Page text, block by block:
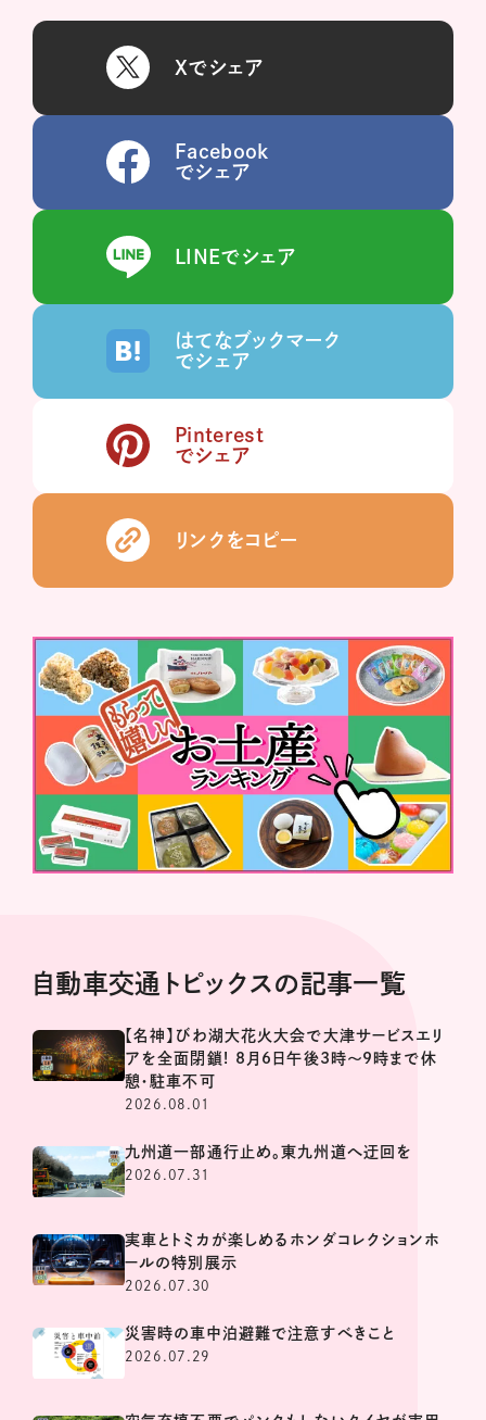
Xでシェア
Facebook
でシェア
LINEでシェア
はてなブックマーク
でシェア
Pinterest
でシェア
リンクをコピー
自動車交通トピックスの記事一覧
【名神】びわ湖大花火大会で大津サービスエリ
アを全面閉鎖! 8月6日午後3時～9時まで休
憩・駐車不可
2026.08.01
九州道一部通行止め。東九州道へ迂回を
2026.07.31
実車とトミカが楽しめるホンダコレクションホ
ールの特別展示
2026.07.30
災害時の車中泊避難で注意すべきこと
2026.07.29